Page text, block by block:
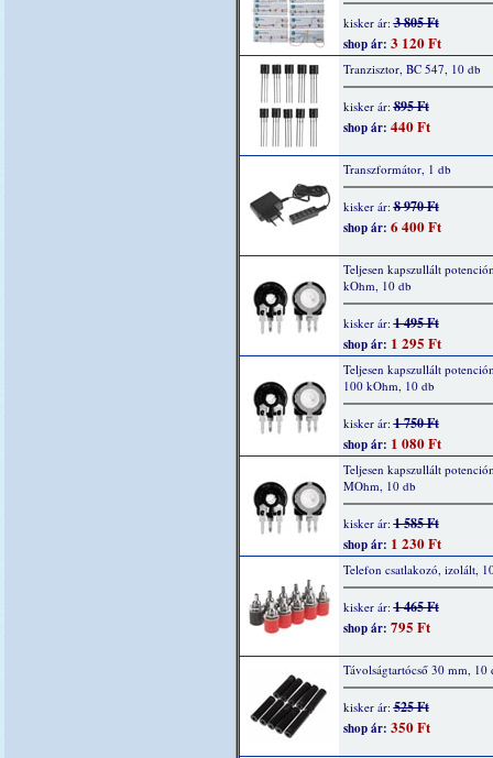
kisker ár:3 805 Ft
shop ár: 3 120 Ft
Tranzisztor, BC 547, 10 db
kisker ár:895 Ft
shop ár: 440 Ft
Transzformátor, 1 db
kisker ár:8 970 Ft
shop ár: 6 400 Ft
Teljesen kapszullált
kOhm, 10 db
kisker ár:1 495 Ft
shop ár: 1 295 Ft
Teljesen kapszullált
100 kOhm, 10 db
kisker ár:1 750 Ft
shop ár: 1 080 Ft
Teljesen kapszullált
MOhm, 10 db
kisker ár:1 585 Ft
shop ár: 1 230 Ft
Telefon csatlakozó, izolált,
kisker ár:1 465 Ft
shop ár: 795 Ft
Távolságtartócső 30 mm, 10
kisker ár:525 Ft
shop ár: 350 Ft